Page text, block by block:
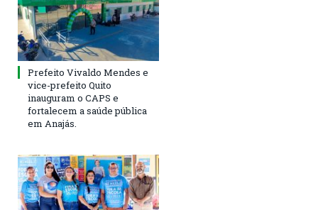
Prefeito Vivaldo Mendes e
vice-prefeito Quito
inauguram o CAPS e
fortalecem a saúde pública
em Anajás.